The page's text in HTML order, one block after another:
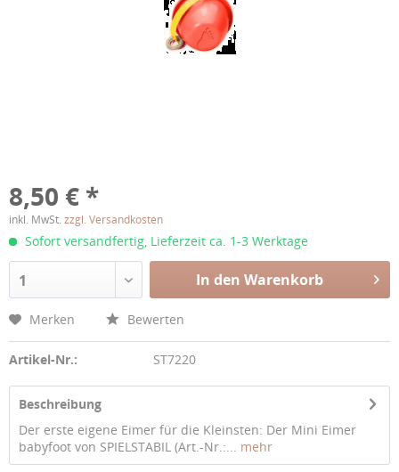
8,50 € *
inkl. MwSt. zzgl. Versandkosten
Sofort versandfertig, Lieferzeit ca. 1-3 Werktage
1 In den Warenkorb
Merken Bewerten
Artikel-Nr.: ST7220
Beschreibung
Der erste eigene Eimer für die Kleinsten: Der Mini Eimer
babyfoot von SPIELSTABIL (Art.-Nr.:... mehr